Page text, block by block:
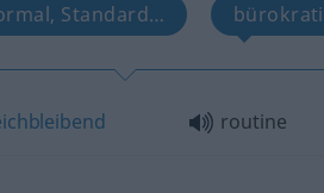
Standard…
routine